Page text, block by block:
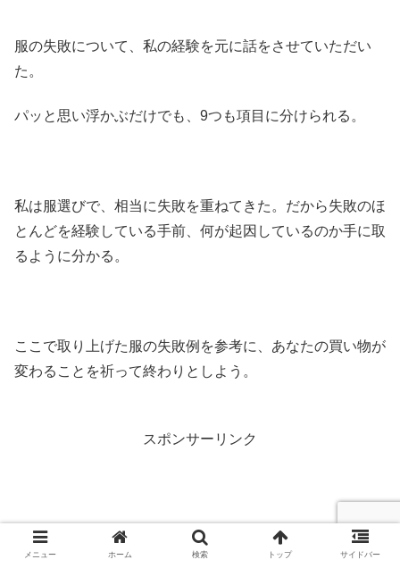
服の失敗について、私の経験を元に話をさせていただい
た。
パッと思い浮かぶだけでも、9つも項目に分けられる。
私は服選びで、相当に失敗を重ねてきた。だから失敗のほ
とんどを経験している手前、何が起因しているのか手に取
るように分かる。
ここで取り上げた服の失敗例を参考に、あなたの買い物が
変わることを祈って終わりとしよう。
スポンサーリンク
メニュー ホーム 検索 トップ サイドバー